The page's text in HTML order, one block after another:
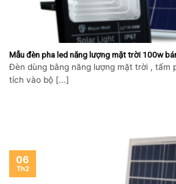
Mẫu đèn pha led năng lượng mặt trời 100w
Đèn dùng bằng năng lượng mặt trời , tấm
tích vào bộ [...]
06
Th2